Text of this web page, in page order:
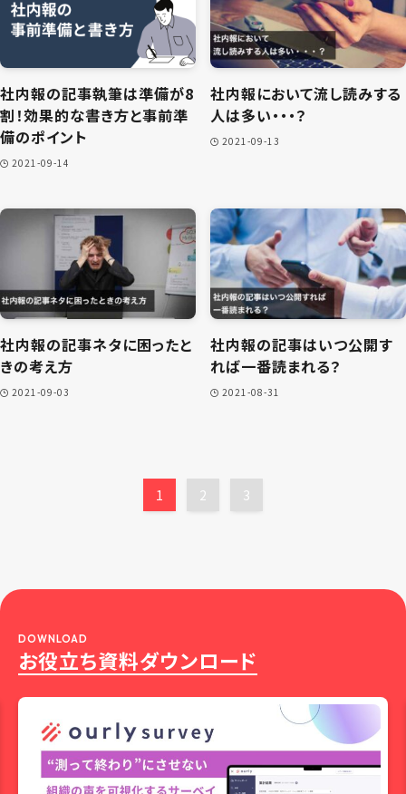
社内報の記事執筆は準備が8
割！効果的な書き方と事前準
備のポイント
2021-09-14
社内報において流し読みする
人は多い・・・？
2021-09-13
社内報の記事ネタに困ったと
きの考え方
2021-09-03
社内報の記事はいつ公開す
れば一番読まれる？
2021-08-31
1 2 3
お役立ち資料ダウンロード
DOWNLOAD